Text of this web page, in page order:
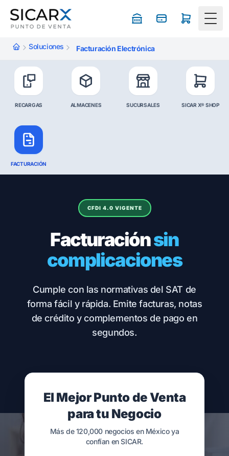
Soluciones Facturación Electrónica
RECARGAS ALMACENES SUCURSALES SICAR X® SHOP
FACTURACIÓN
CFDI 4.0 VIGENTE
Facturaciónsin
complicaciones
Cumple con las normativas del SAT de
forma fácil y rápida. Emite facturas, notas
de crédito y complementos de pago en
segundos.
El Mejor Punto de Venta
para tu Negocio
Más de 120,000 negocios en México ya
confían en SICAR.